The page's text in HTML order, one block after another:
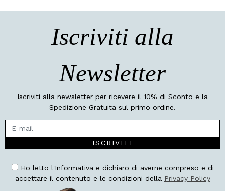
Iscriviti alla
Newsletter
Iscriviti alla newsletter per ricevere il 10% di Sconto e la
Spedizione Gratuita sul primo ordine.
ISCRIVITI
Ho letto l'Informativa e dichiaro di averne compreso e di
accettare il contenuto e le condizioni della Privacy Policy